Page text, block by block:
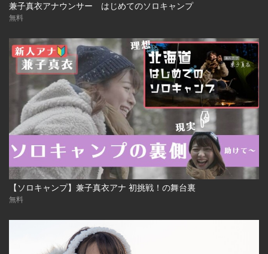
兼子真衣アナウンサー はじめてのソロキャンプ
無料
【ソロキャンプ】兼子真衣アナ 初挑戦！の舞台裏
無料